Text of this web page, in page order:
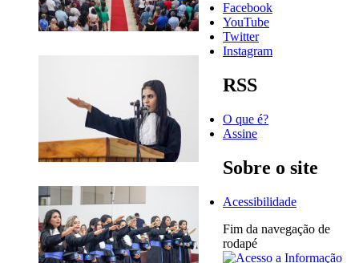
Facebook
YouTube
Twitter
Instagram
RSS
O que é?
Assine
Sobre o site
Acessibilidade
Fim da navegação de
rodapé